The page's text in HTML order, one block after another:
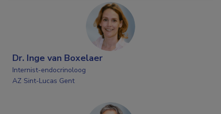
Dr. Inge van Boxelaer
Internist-endocrinoloog
AZ Sint-Lucas Gent